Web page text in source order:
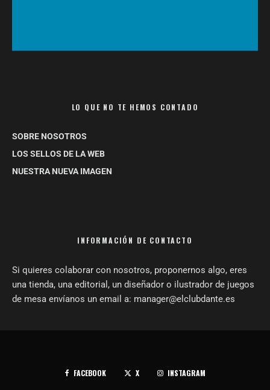
LO QUE NO TE HEMOS CONTADO
SOBRE NOSOTROS
LOS SELLOS DE LA WEB
NUESTRA NUEVA IMAGEN
INFORMACIÓN DE CONTACTO
Si quieres colaborar con nosotros, proponernos algo, eres
una tienda, una editorial, un diseñador o ilustrador de juegos
de mesa envíanos un email a: manager@elclubdante.es
FACEBOOK X INSTAGRAM